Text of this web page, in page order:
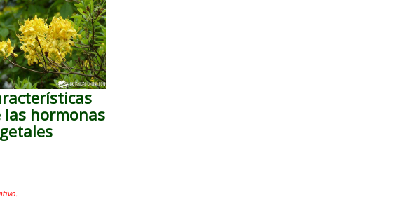
las hormonas